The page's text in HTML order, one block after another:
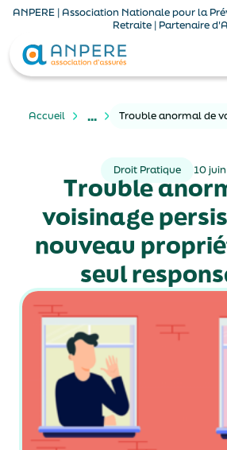
ANPERE | Association Nationale pour la
Retraite | Partenaire
Accueil ...
Droit Pratique 10
Trouble
voisinage
nouveau
seul